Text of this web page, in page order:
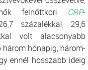
felnőttkori CRP-
százalékkal, 29,6
volt alacsonyabb
hónapig, három-
ennél hosszabb ideig